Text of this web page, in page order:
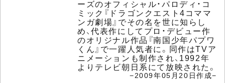
ーズのオフィシャル・パロディ・コ
ミック『ドラゴンクエスト4コママ
ンガ劇場』でその名を世に知らし
め、代表作にしてプロ・デビュー作
のオリジナル作品『南国少年パプワ
くん』で一躍人気者に。同作はTVア
ニメーションも制作され、1992年
よりテレビ朝日系にて放映された。
−2009年05月20日作成−